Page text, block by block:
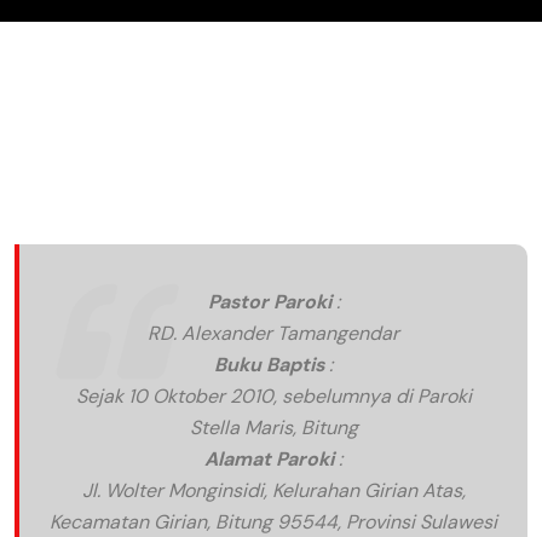
Pastor Paroki:
RD. Alexander Tamangendar
Buku Baptis:
Sejak 10 Oktober 2010, sebelumnya di Paroki
Stella Maris, Bitung
Alamat Paroki:
Jl. Wolter Monginsidi, Kelurahan Girian Atas,
Kecamatan Girian, Bitung 95544, Provinsi Sulawesi